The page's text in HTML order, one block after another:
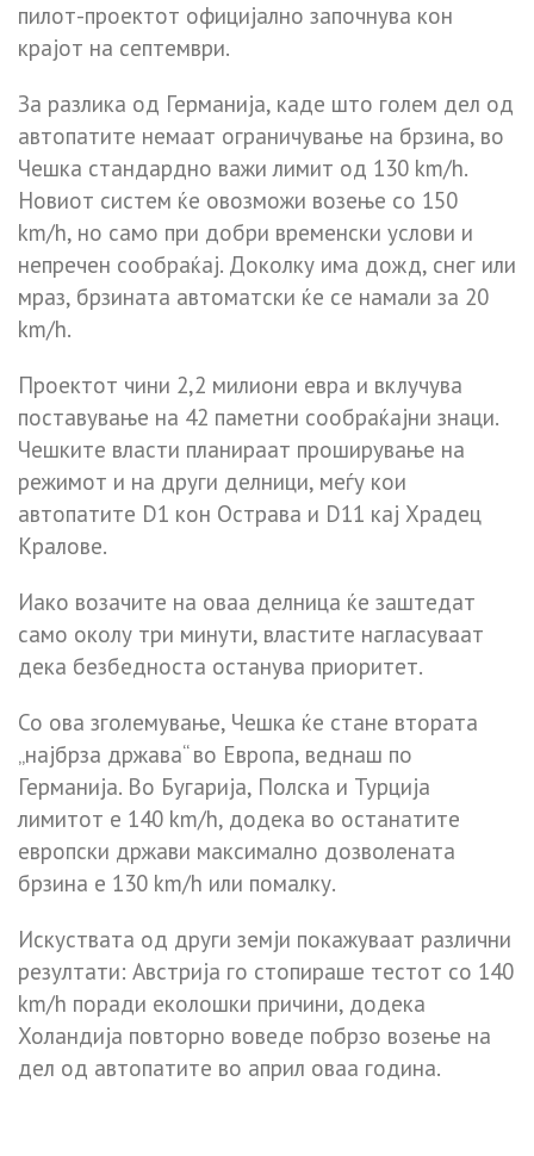
пилот-проектот официјално започнува кон
крајот на септември.
За разлика од Германија, каде што голем дел од
автопатите немаат ограничување на брзина, во
Чешка стандардно важи лимит од 130 km/h.
Новиот систем ќе овозможи возење со 150
km/h, но само при добри временски услови и
непречен сообраќај. Доколку има дожд, снег или
мраз, брзината автоматски ќе се намали за 20
km/h.
Проектот чини 2,2 милиони евра и вклучува
поставување на 42 паметни сообраќајни знаци.
Чешките власти планираат проширување на
режимот и на други делници, меѓу кои
автопатите D1 кон Острава и D11 кај Храдец
Кралове.
Иако возачите на оваа делница ќе заштедат
само околу три минути, властите нагласуваат
дека безбедноста останува приоритет.
Со ова зголемување, Чешка ќе стане втората
„најбрза држава“ во Европа, веднаш по
Германија. Во Бугарија, Полска и Турција
лимитот е 140 km/h, додека во останатите
европски држави максимално дозволената
брзина е 130 km/h или помалку.
Искуствата од други земји покажуваат различни
резултати: Австрија го стопираше тестот со 140
km/h поради еколошки причини, додека
Холандија повторно воведе побрзо возење на
дел од автопатите во април оваа година.